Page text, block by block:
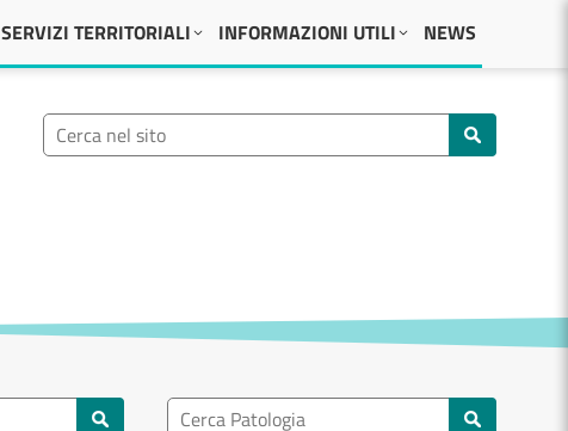
SERVIZI TERRITORIALI INFORMAZIONI UTILI NEWS
Ricerca nel sito
Ricerca nel patologia